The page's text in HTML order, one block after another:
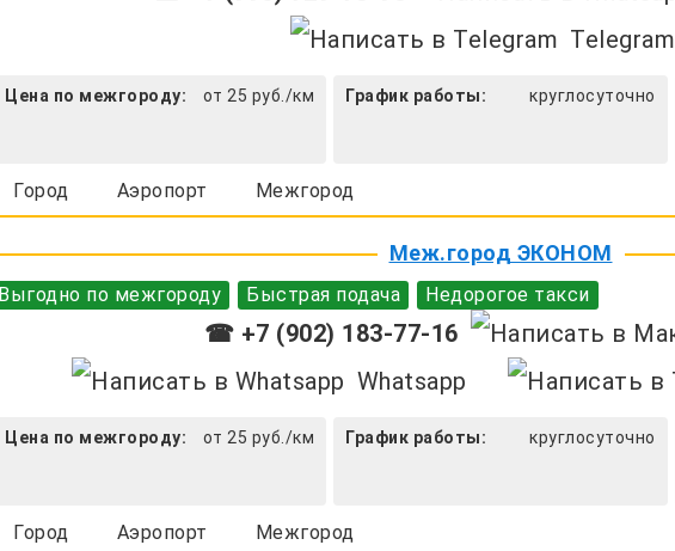
Telegram
Цена по межгороду: от 25 руб./км График работы: круглосуточно
Город Аэропорт Межгород
Меж.город ЭКОНОМ
Выгодно по межгороду Быстрая подача Недорогое такси
☎ +7 (902) 183-77-16
Whatsapp
Цена по межгороду: от 25 руб./км График работы: круглосуточно
Город Аэропорт Межгород